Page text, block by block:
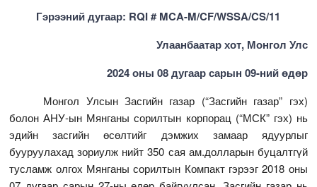
Гэрээний дугаар: RQI # MCA-M/CF/WSSA/CS/11
Улаанбаатар хот, Монгол Улс
2024 оны 08 дугаар сарын 09-ний өдөр
Монгол Улсын Засгийн газар (“Засгийн газар” гэх)
болон АНУ-ын Мянганы сорилтын корпорац (“МСК” гэх) нь
эдийн засгийн өсөлтийг дэмжих замаар ядуурлыг
бууруулахад зориулж нийт 350 сая ам.долларын буцалтгүй
тусламж олгох Мянганы сорилтын Компакт гэрээг 2018 оны